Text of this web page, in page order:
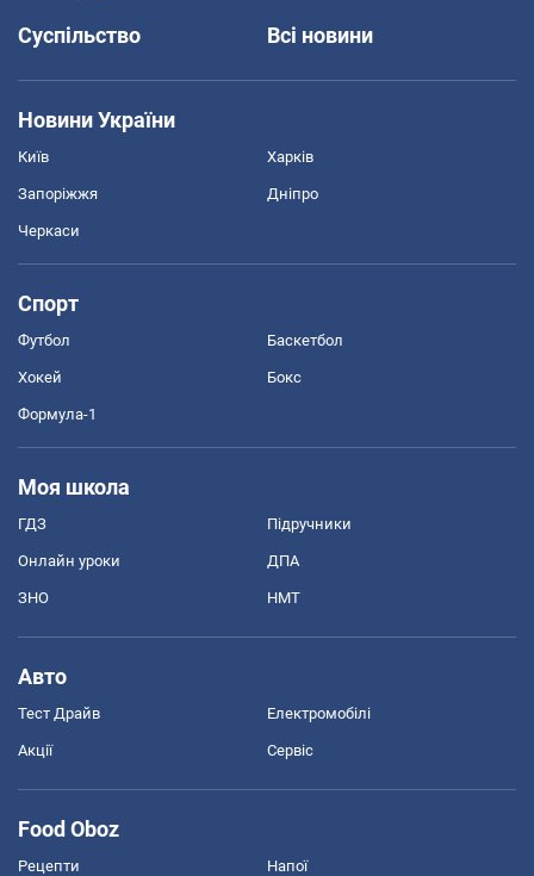
Суспільство
Всі новини
Новини України
Київ Харків
Запоріжжя Дніпро
Черкаси
Спорт
Футбол Баскетбол
Хокей Бокс
Формула-1
Моя школа
ГДЗ Підручники
Онлайн уроки ДПА
ЗНО НМТ
Авто
Тест Драйв Електромобілі
Акції Сервіс
Food Oboz
Рецепти Напої